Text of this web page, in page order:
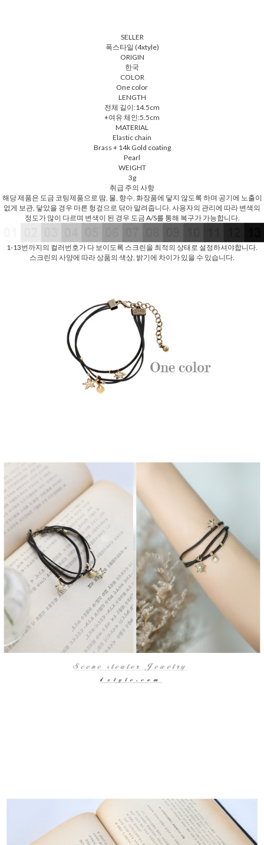
SELLER
폭스타일 (4xtyle)
ORIGIN
한국
COLOR
One color
LENGTH
전체 길이:14.5cm
+여유 체인:5.5cm
MATERIAL
Elastic chain
Brass + 14k Gold coating
Pearl
WEIGHT
3g
취급 주의 사항
해당 제품은 도금 코팅제품으로 땀, 물, 향수, 화장품에 닿지 않도록 하며 공기에 노출이
없게 보관, 닿았을 경우 마른 헝겊으로 닦아 말려줍니다. 사용자의 관리에 따라 변색의
정도가 많이 다르며 변색이 된 경우 도금 A/S를 통해 복구가 가능합니다.
1-13번까지의 컬러번호가 다 보이도록 스크린을 최적의 상태로 설정하셔야합니다.
스크린의 사양에 따라 상품의 색상, 밝기에 차이가 있을 수 있습니다.